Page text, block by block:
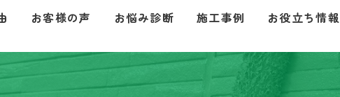
お客様の声 お悩み診断 施工事例 お役立ち情報